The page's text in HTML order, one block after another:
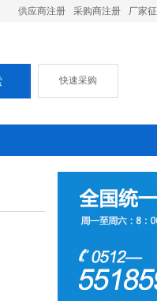
供应商注册 采购商注册 厂家
快速采购